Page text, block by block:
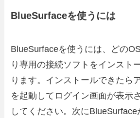
BlueSurfaceを使うには
BlueSurfaceを使うには、どの
り専用の接続ソフトをインスト
ります。インストールできたら
を起動してログイン画面が表示
してください。次にBlueSurface